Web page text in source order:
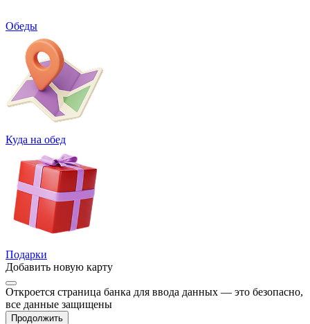
Обеды
Куда на обед
Подарки
Добавить новую карту
Откроется страница банка для ввода данных — это безопасно,
все данные защищены
Продолжить